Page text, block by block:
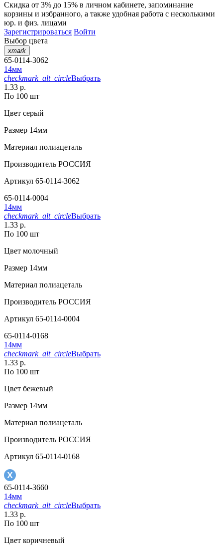
Скидка от 3% до 15% в личном кабинете, запоминание
корзины и избранного, а также удобная работа с несколькими
юр. и физ. лицами
Зарегистрироваться Войти
Выбор цвета
xmark
65-0114-3062
14мм
checkmark_alt_circleВыбрать
1.33 р.
По 100 шт
Цвет серый
Размер 14мм
Материал полиацеталь
Производитель РОССИЯ
Артикул 65-0114-3062
65-0114-0004
14мм
checkmark_alt_circleВыбрать
1.33 р.
По 100 шт
Цвет молочный
Размер 14мм
Материал полиацеталь
Производитель РОССИЯ
Артикул 65-0114-0004
65-0114-0168
14мм
checkmark_alt_circleВыбрать
1.33 р.
По 100 шт
Цвет бежевый
Размер 14мм
Материал полиацеталь
Производитель РОССИЯ
Артикул 65-0114-0168
65-0114-3660
14мм
checkmark_alt_circleВыбрать
1.33 р.
По 100 шт
Цвет коричневый